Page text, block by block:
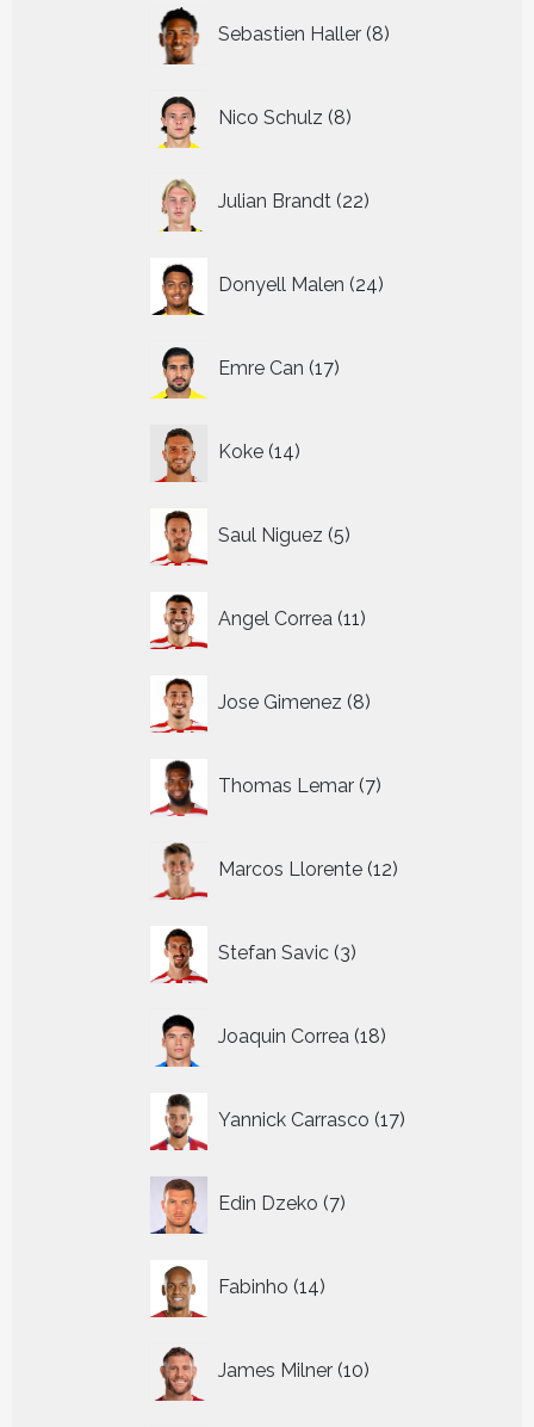
Sebastien Haller 8
producten
Nico Schulz 8
producten
Julian Brandt 22
producten
Donyell Malen 24
producten
Emre Can 17
producten
Koke 14
producten
Saul Niguez 5
producten
Angel Correa 11
producten
Jose Gimenez 8
producten
Thomas Lemar 7
producten
Marcos Llorente 12
producten
Stefan Savic 3
producten
Joaquin Correa 18
producten
Yannick Carrasco 17
producten
Edin Dzeko 7
producten
Fabinho 14
producten
James Milner 10
producten